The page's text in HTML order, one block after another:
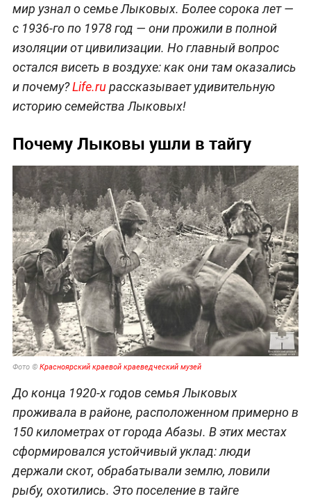
мир узнал о семье Лыковых. Более сорока лет —
с 1936-го по 1978 год — они прожили в полной
изоляции от цивилизации. Но главный вопрос
остался висеть в воздухе: как они там оказались
и почему?Life.ruрассказывает удивительную
историю семейства Лыковых!
Почему Лыковы ушли в тайгу
Фото © Красноярский краевой краеведческий музей
До конца 1920-х годов семья Лыковых
проживала в районе, расположенном примерно в
150 километрах от города Абазы. В этих местах
сформировался устойчивый уклад: люди
держали скот, обрабатывали землю, ловили
рыбу, охотились. Это поселение в тайге